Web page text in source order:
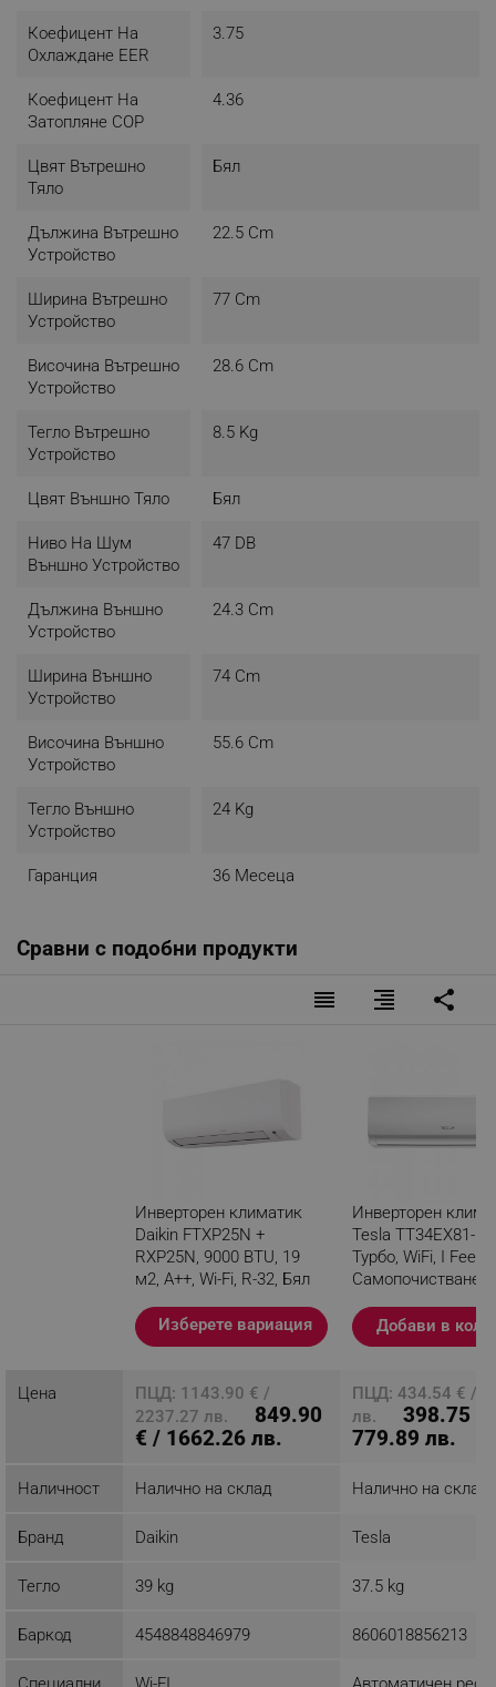
Коефицент На
Охлаждане EER
3.75
Коефицент На
Затопляне COP
4.36
Цвят Вътрешно
Тяло
Бял
Дължина Вътрешно
Устройство
22.5 Cm
Ширина Вътрешно
Устройство
77 Cm
Височина Вътрешно
Устройство
28.6 Cm
Тегло Вътрешно
Устройство
8.5 Kg
Цвят Външно Тяло Бял
Ниво На Шум
Външно Устройство
47 DB
Дължина Външно
Устройство
24.3 Cm
Ширина Външно
Устройство
74 Cm
Височина Външно
Устройство
55.6 Cm
Тегло Външно
Устройство
24 Kg
Гаранция 36 Месеца
Сравни с подобни продукти
reorder format_align_right share
Инверторен климатик
Daikin FTXP25N +
RXP25N, 9000 BTU, 19
м2, A++, Wi-Fi, R-32, Бял
Разглеждате този
продукт
Изберете вариация
Инверторен
Tesla TT34EX81-
Турбо, WiFi, I Feel,
Самопочистване,
Добави в
Цена
ПЦД: 1143.90 € /
2237.27 лв.
849.90
€ / 1662.26 лв.
ПЦД: 434.54 € /
лв.
398.75 €
779.89 лв.
Наличност Налично на склад Налично на склад
Бранд Daikin Tesla
Тегло 39 kg 37.5 kg
Баркод 4548848846979 8606018856213